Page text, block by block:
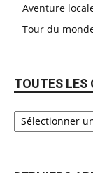
Aventure
Tour du
TOUTES LES